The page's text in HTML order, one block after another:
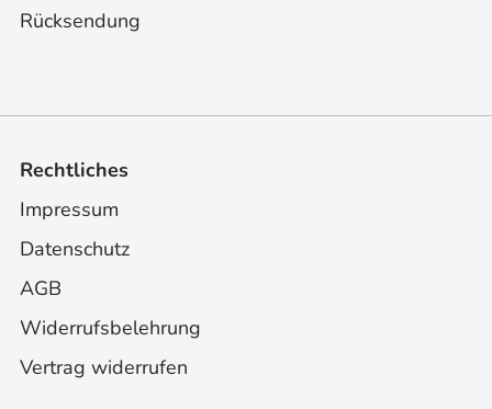
Rücksendung
Rechtliches
Impressum
Datenschutz
AGB
Widerrufsbelehrung
Vertrag widerrufen